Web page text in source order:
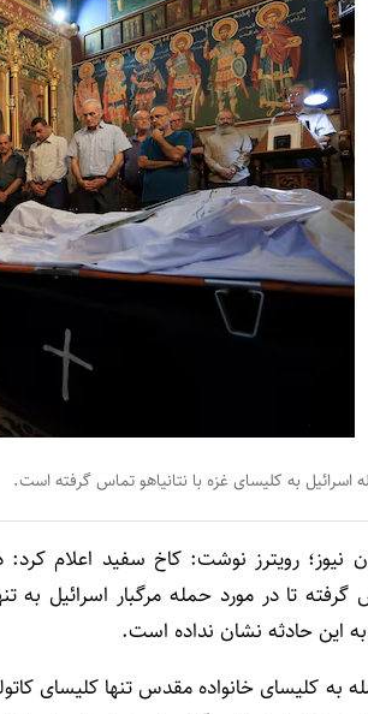
به کلیسای غزه با نتانیاهو تماس گرفته است.
نیوز؛ رویترز نوشت: کاخ سفید اعلام کرد:
گرفته تا در مورد حمله مرگبار اسرائیل
این حادثه نشان نداده است.
به کلیسای خانواده مقدس تنها کلیسای